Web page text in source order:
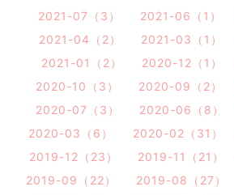
2021-07（3）
2021-06（1）
2021-04（2）
2021-03（1）
2021-01（2）
2020-12（1）
2020-10（3）
2020-09（2）
2020-07（3）
2020-06（8）
2020-03（6）
2020-02（31）
2019-12（23）
2019-11（21）
2019-09（22）
2019-08（27）